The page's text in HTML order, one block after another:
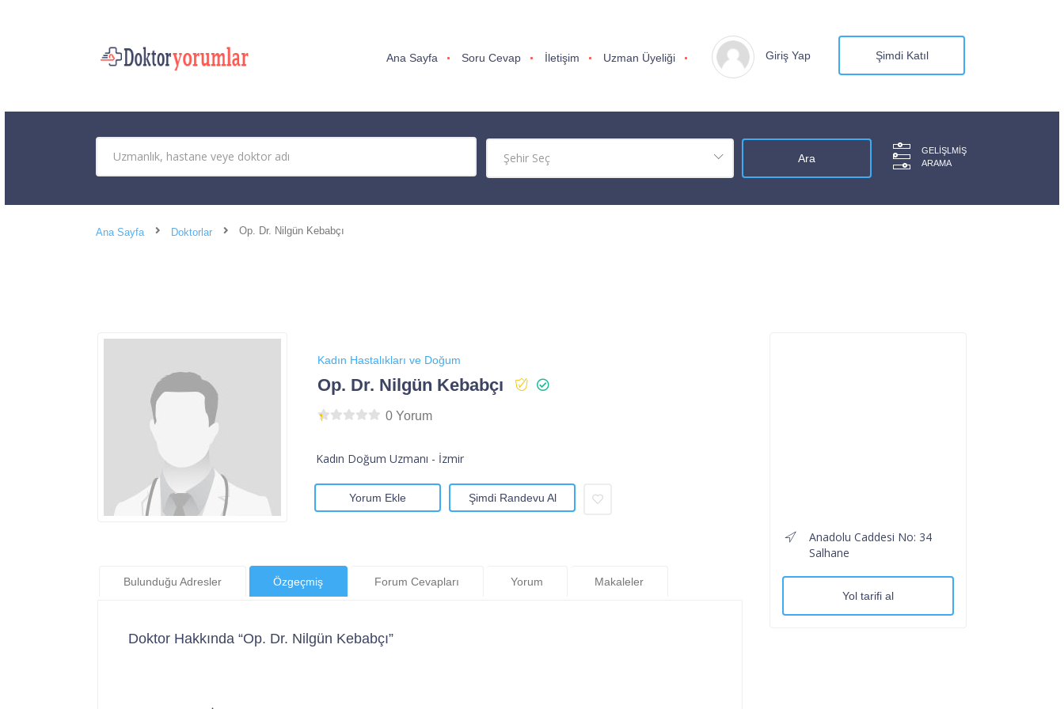
Ana Sayfa Soru Cevap İletişim Uzman Üyeliği Giriş Yap Şimdi Katıl
GELIŞLMIŞ
ARAMA
Ana Sayfa Doktorlar Op. Dr. Nilgün Kebabçı
Kadın Hastalıkları ve Doğum
Op. Dr. Nilgün Kebabçı
0 Yorum
Kadın Doğum Uzmanı - İzmir
Yorum Ekle Şimdi Randevu Al
Bulunduğu Adresler Özgeçmiş Forum Cevapları Yorum Makaleler
Doktor Hakkında “Op. Dr. Nilgün Kebabçı”
Anadolu Caddesi No: 34
Salhane
Yol tarifi al